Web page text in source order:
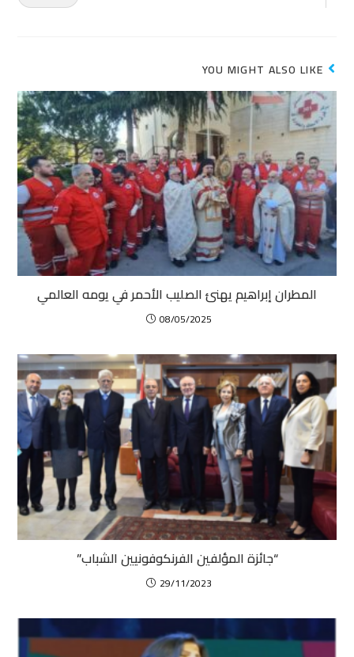
YOU MIGHT ALSO LIKE
المطران إبراهيم يهنئ الصليب الأحمر في يومه العالمي
08/05/2025
“جائزة المؤلفين الفرنكوفونيين الشباب”
29/11/2023